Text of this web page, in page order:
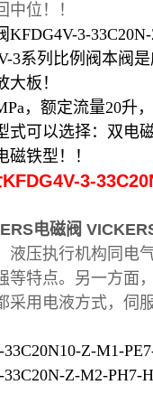
中位！！
KFDG4V-3-
3系列比例阀本阀
大板！
，额定流量20升
式可以选择：双电
磁铁型！！
3-
电磁阀
液压执行机构同电
等特点。另一方面
采用电液方式，伺
Z-M1-
Z-M2-PH7-